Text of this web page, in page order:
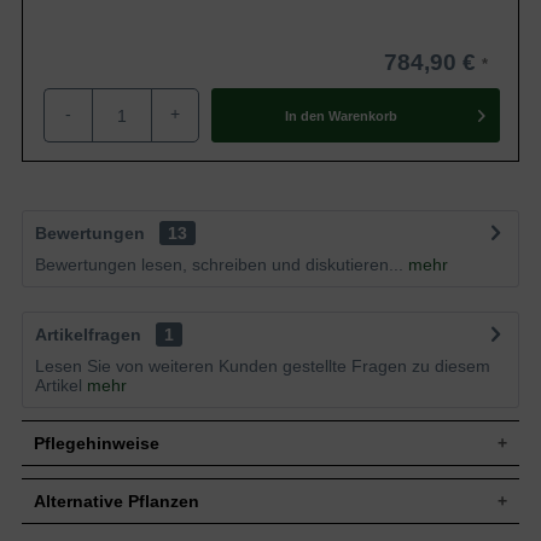
784,90 €
- + In den Warenkorb
Bewertungen
13
Bewertungen lesen, schreiben und diskutieren...
mehr
Artikelfragen
1
Lesen Sie von weiteren Kunden gestellte Fragen zu diesem
Artikel mehr
Pflegehinweise
Pflanz- und Pflegetipps Carpinus betulus /
Alternative Pflanzen